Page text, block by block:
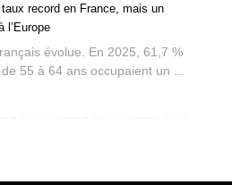
record en France, mais un
l’Europe
évolue. En 2025, 61,7 %
55 à 64 ans occupaient un ...